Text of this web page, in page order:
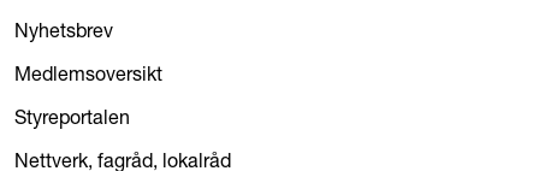
Nyhetsbrev
Medlemsoversikt
Styreportalen
Nettverk, fagråd, lokalråd